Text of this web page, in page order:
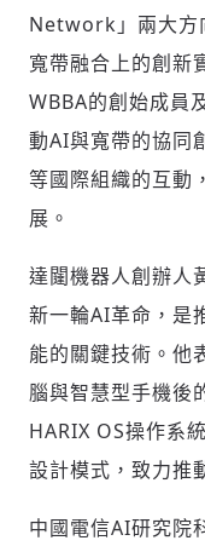
Network」兩大方
寬帶融合上的創新
WBBA的創始成員
動AI與寬帶的協同
等國際組織的互動
展。
達闥機器人創辦人
新一輪AI革命，是
能的關鍵技術。他
腦與智慧型手機後
HARIX OS操作系
設計模式，致力推
中國電信AI研究院